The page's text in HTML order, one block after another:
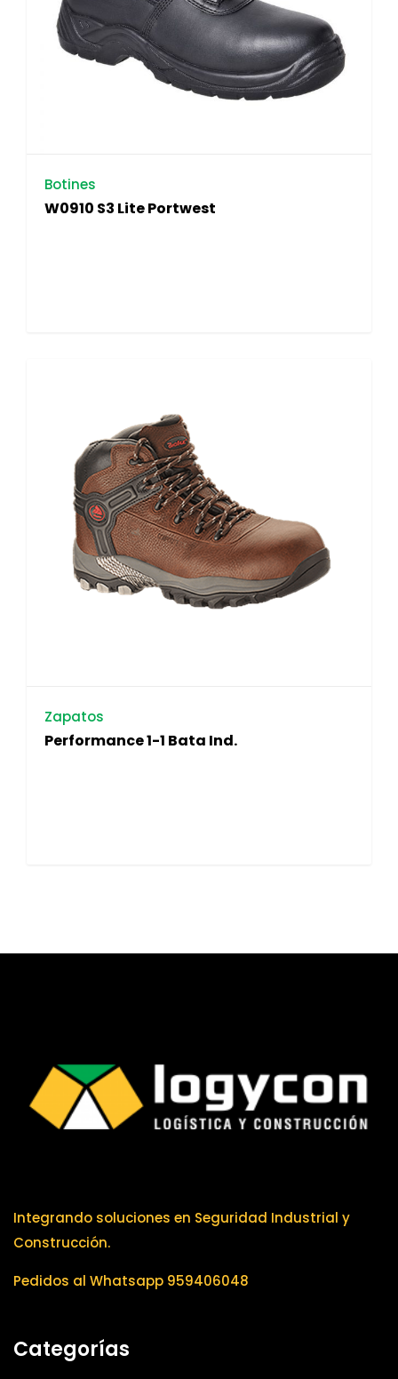
Botines
W0910 S3 Lite Portwest
Zapatos
Performance 1-1 Bata Ind.
Integrando soluciones en Seguridad Industrial y
Construcción.
Pedidos al Whatsapp 959406048
Categorías